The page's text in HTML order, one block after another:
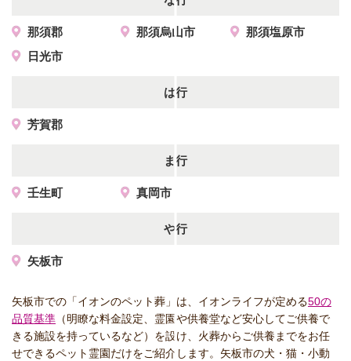
那須郡 那須烏山市
那須塩原市
日光市
は行
芳賀郡
ま行
壬生町 真岡市
や行
矢板市
矢板市での「イオンのペット葬」は、イオンライフが定める50の
品質基準 （明瞭な料金設定、霊園や供養堂など安心してご供養で
きる施設を持っているなど）を設け、火葬からご供養までをお任
せできるペット霊園だけをご紹介します。矢板市の犬・猫・小動